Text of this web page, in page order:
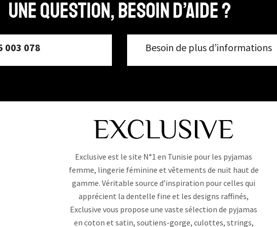
Une question, Besoin d’aide ?
003 078 Besoin de plus d’informations
Exclusive est le site N°1 en Tunisie pour les pyjamas
femme, lingerie féminine et vêtements de nuit haut de
gamme. Véritable source d’inspiration pour celles qui
apprécient la dentelle fine et les designs raffinés,
Exclusive vous propose une vaste sélection de pyjamas
en coton et satin, soutiens-gorge, culottes, strings,